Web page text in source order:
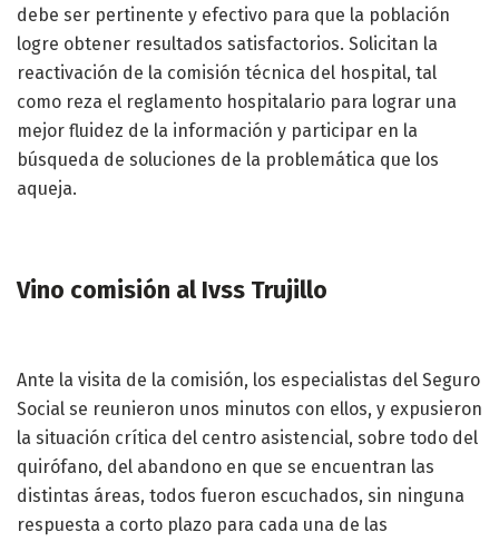
debe ser pertinente y efectivo para que la población
logre obtener resultados satisfactorios. Solicitan la
reactivación de la comisión técnica del hospital, tal
como reza el reglamento hospitalario para lograr una
mejor fluidez de la información y participar en la
búsqueda de soluciones de la problemática que los
aqueja.
Vino comisión al Ivss Trujillo
Ante la visita de la comisión, los especialistas del Seguro
Social se reunieron unos minutos con ellos, y expusieron
la situación crítica del centro asistencial, sobre todo del
quirófano, del abandono en que se encuentran las
distintas áreas, todos fueron escuchados, sin ninguna
respuesta a corto plazo para cada una de las